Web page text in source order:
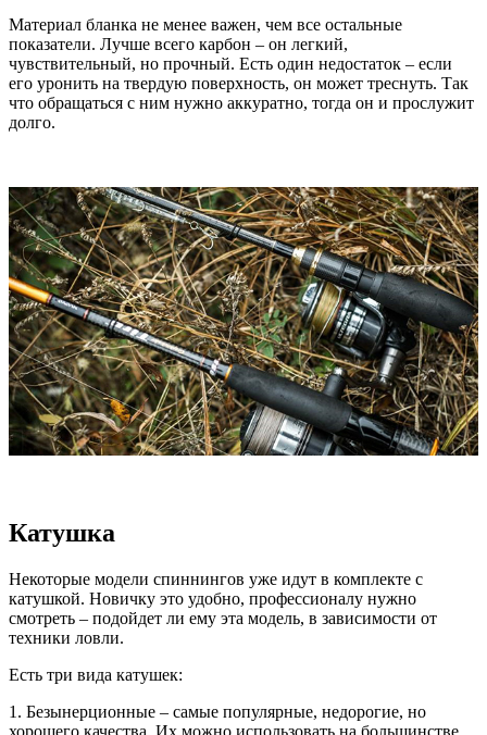
Материал бланка не менее важен, чем все остальные
показатели. Лучше всего карбон – он легкий,
чувствительный, но прочный. Есть один недостаток – если
его уронить на твердую поверхность, он может треснуть. Так
что обращаться с ним нужно аккуратно, тогда он и прослужит
долго.
Катушка
Некоторые модели спиннингов уже идут в комплекте с
катушкой. Новичку это удобно, профессионалу нужно
смотреть – подойдет ли ему эта модель, в зависимости от
техники ловли.
Есть три вида катушек:
1. Безынерционные – самые популярные, недорогие, но
хорошего качества. Их можно использовать на большинстве